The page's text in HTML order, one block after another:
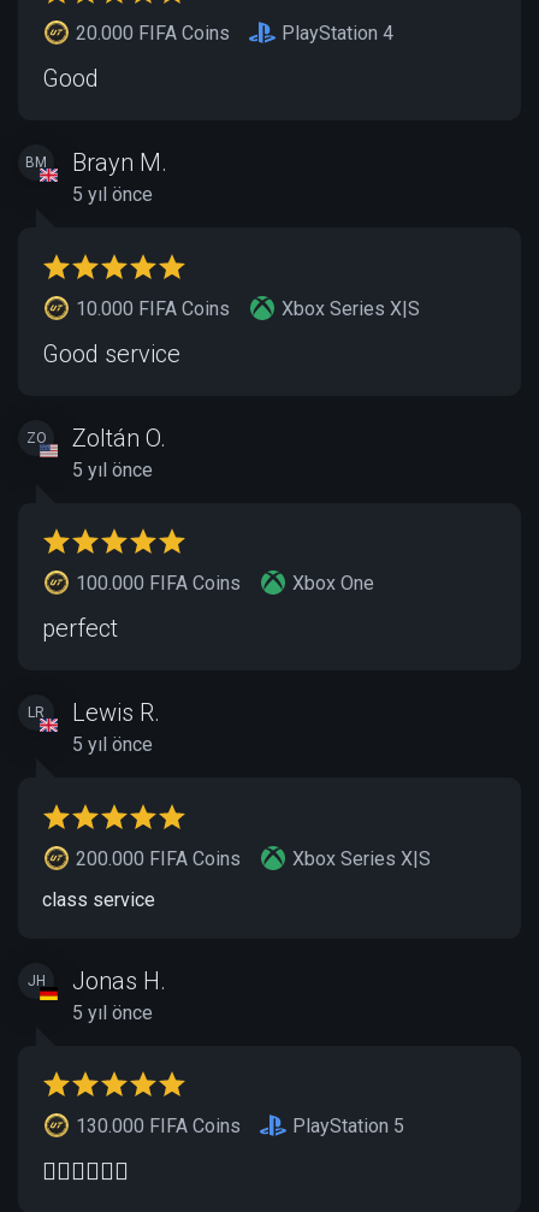
20.000 FIFA Coins PlayStation 4
Good
BM Brayn M.
5 yıl önce
10.000 FIFA Coins Xbox Series X|S
Good service
ZO Zoltán O.
5 yıl önce
100.000 FIFA Coins Xbox One
perfect
LR Lewis R.
5 yıl önce
200.000 FIFA Coins
Xbox Series X|S
class service
JH Jonas H.
5 yıl önce
130.000 FIFA Coins PlayStation 5
👍🏻👍🏻👍🏻